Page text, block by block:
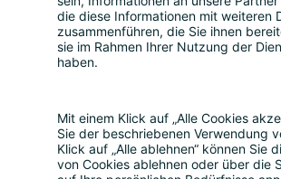
Fragen und Antworten
FAQ
Kostenrechner
Downloads
Mediathek